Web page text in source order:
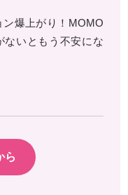
爆上がり！MOMO
ないともう不安にな
ら